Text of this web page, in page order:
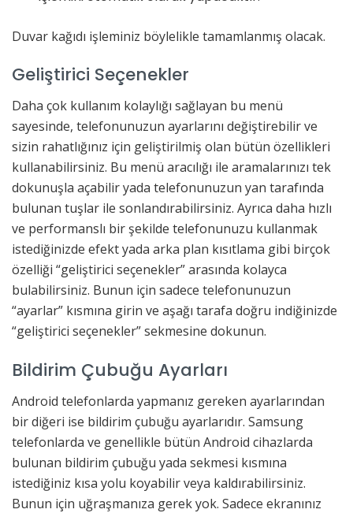
Duvar kağıdı işleminiz böylelikle tamamlanmış olacak.
Geliştirici Seçenekler
Daha çok kullanım kolaylığı sağlayan bu menü
sayesinde, telefonunuzun ayarlarını değiştirebilir ve
sizin rahatlığınız için geliştirilmiş olan bütün özellikleri
kullanabilirsiniz. Bu menü aracılığı ile aramalarınızı tek
dokunuşla açabilir yada telefonunuzun yan tarafında
bulunan tuşlar ile sonlandırabilirsiniz. Ayrıca daha hızlı
ve performanslı bir şekilde telefonunuzu kullanmak
istediğinizde efekt yada arka plan kısıtlama gibi birçok
özelliği “geliştirici seçenekler” arasında kolayca
bulabilirsiniz. Bunun için sadece telefonunuzun
“ayarlar” kısmına girin ve aşağı tarafa doğru indiğinizde
“geliştirici seçenekler” sekmesine dokunun.
Bildirim Çubuğu Ayarları
Android telefonlarda yapmanız gereken ayarlarından
bir diğeri ise bildirim çubuğu ayarlarıdır. Samsung
telefonlarda ve genellikle bütün Android cihazlarda
bulunan bildirim çubuğu yada sekmesi kısmına
istediğiniz kısa yolu koyabilir veya kaldırabilirsiniz.
Bunun için uğraşmanıza gerek yok. Sadece ekranınız